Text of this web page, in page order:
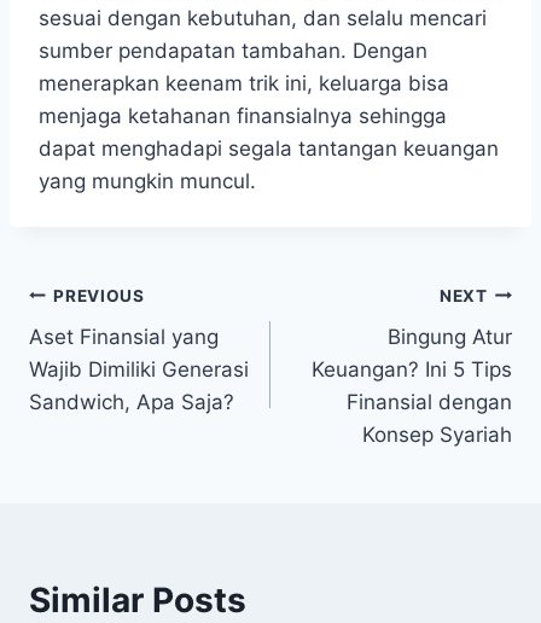
sesuai dengan kebutuhan, dan selalu mencari
sumber pendapatan tambahan. Dengan
menerapkan keenam trik ini, keluarga bisa
menjaga ketahanan finansialnya sehingga
dapat menghadapi segala tantangan keuangan
yang mungkin muncul.
Post
navigation
PREVIOUS
Aset Finansial yang
Wajib Dimiliki Generasi
Sandwich, Apa Saja?
NEXT
Bingung Atur
Keuangan? Ini 5 Tips
Finansial dengan
Konsep Syariah
Similar Posts